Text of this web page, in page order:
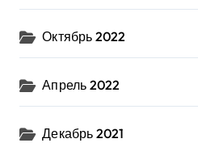
Октябрь 2022
Апрель 2022
Декабрь 2021